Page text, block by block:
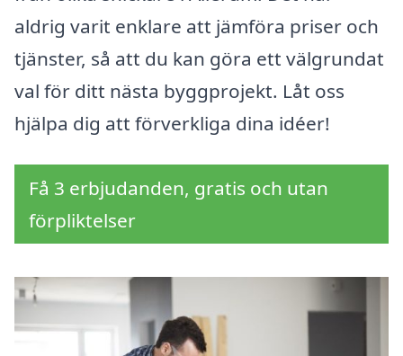
aldrig varit enklare att jämföra priser och
tjänster, så att du kan göra ett välgrundat
val för ditt nästa byggprojekt. Låt oss
hjälpa dig att förverkliga dina idéer!
Få 3 erbjudanden, gratis och utan
förpliktelser